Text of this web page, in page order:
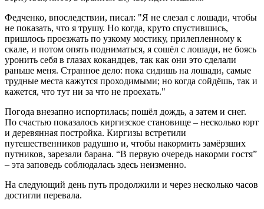
Федченко, впоследствии, писал:
Я не слезал с лошади, чтобы
не показать, что я трушу. Но когда, круто спустившись,
пришлось проезжать по узкому мостику, прилепленному к
скале, и потом опять подниматься, я сошёл с лошади, не боясь
уронить себя в глазах кокандцев, так как они это сделали
раньше меня. Странное дело: пока сидишь на лошади, самые
трудные места кажутся проходимыми; но когда сойдёшь, так и
кажется, что тут ни за что не проехать.
Погода внезапно испортилась; пошёл дождь, а затем и снег.
По счастью показалось киргизское становище – несколько юрт
и деревянная постройка. Киргизы встретили
путешественников радушно и, чтобы накормить замёрзших
путников, зарезали барана. “В первую очередь накорми гостя”
– эта заповедь соблюдалась здесь неизменно.
На следующий день путь продолжили и через несколько часов
достигли перевала.